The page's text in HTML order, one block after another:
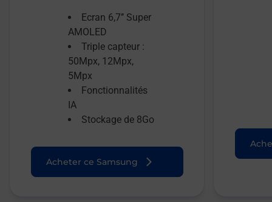
Ecran 6,7’’ Super
AMOLED
Triple capteur :
50Mpx, 12Mpx,
5Mpx
Fonctionnalités
IA
Stockage de 8Go
Acheter ce Samsung